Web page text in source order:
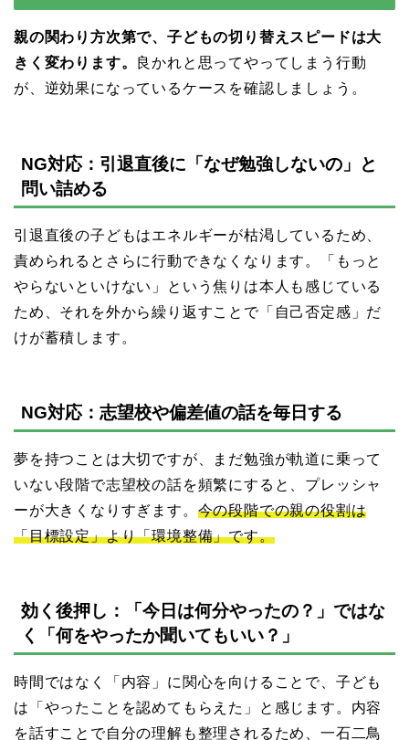
親の関わり方次第で、子どもの切り替えスピードは大
きく変わります。 良かれと思ってやってしまう行動
が、逆効果になっているケースを確認しましょう。
NG対応：引退直後に「なぜ勉強しないの」と
問い詰める
引退直後の子どもはエネルギーが枯渇しているため、
責められるとさらに行動できなくなります。「もっと
やらないといけない」という焦りは本人も感じている
ため、それを外から繰り返すことで「自己否定感」だ
けが蓄積します。
NG対応：志望校や偏差値の話を毎日する
夢を持つことは大切ですが、まだ勉強が軌道に乗って
いない段階で志望校の話を頻繁にすると、プレッシャ
ーが大きくなりすぎます。 今の段階での親の役割は
「目標設定」より「環境整備」です。
効く後押し：「今日は何分やったの？」ではな
く「何をやったか聞いてもいい？」
時間ではなく「内容」に関心を向けることで、子ども
は「やったことを認めてもらえた」と感じます。内容
を話すことで自分の理解も整理されるため、一石二鳥